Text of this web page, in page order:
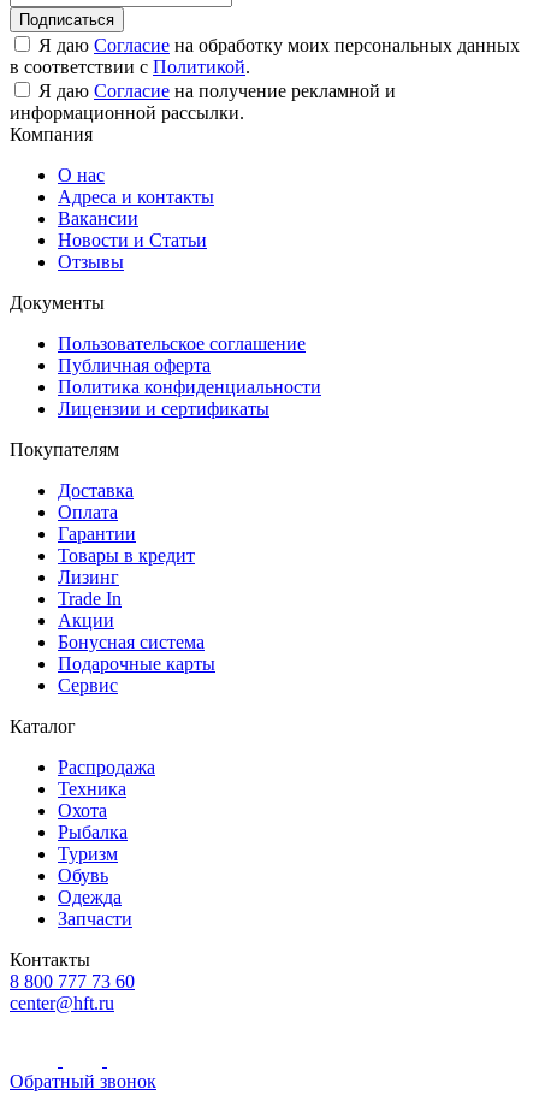
Подписаться
Я даю Согласие на обработку моих персональных данных
в соответствии с Политикой.
Я даю Согласие на получение рекламной и
информационной рассылки.
Компания
О нас
Адреса и контакты
Вакансии
Новости и Статьи
Отзывы
Документы
Пользовательское соглашение
Публичная оферта
Политика конфиденциальности
Лицензии и сертификаты
Покупателям
Доставка
Оплата
Гарантии
Товары в кредит
Лизинг
Trade In
Акции
Бонусная система
Подарочные карты
Сервис
Каталог
Распродажа
Техника
Охота
Рыбалка
Туризм
Обувь
Одежда
Запчасти
Контакты
8 800 777 73 60
center@hft.ru
Обратный звонок